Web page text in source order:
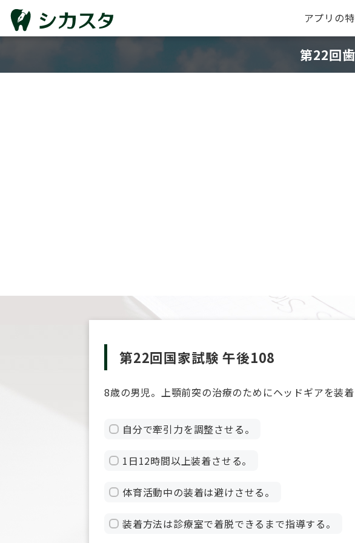
アプリの
第22回
第22回国家試験 午後108
8歳の男児。上顎前突の治療のためにヘッドギアを装
自分で牽引力を調整させる。
1日12時間以上装着させる。
体育活動中の装着は避けさせる。
装着方法は診療室で着脱できるまで指導する。